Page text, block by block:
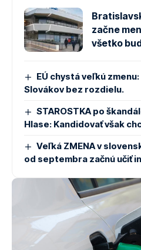
začne
všetko
EÚ chystá veľkú
Slovákov bez rozdielu.
STAROSTKA po
Hlase: Kandidovať však
Veľká ZMENA v
od septembra začnú učiť